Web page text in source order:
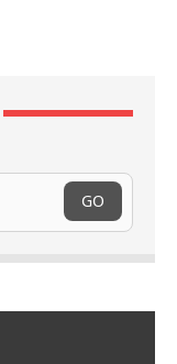
GO